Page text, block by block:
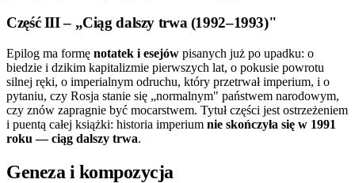
Część III – „Ciąg dalszy trwa (1992–1993)"
Epilog ma formę notatek i esejów pisanych już po upadku: o
biedzie i dzikim kapitalizmie pierwszych lat, o pokusie powrotu
silnej ręki, o imperialnym odruchu, który przetrwał imperium, i o
pytaniu, czy Rosja stanie się „normalnym" państwem narodowym,
czy znów zapragnie być mocarstwem. Tytuł części jest ostrzeżeniem
i puentą całej książki: historia imperium nie skończyła się w 1991
roku — ciąg dalszy trwa.
Geneza i kompozycja